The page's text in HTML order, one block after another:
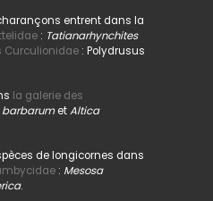
entrent dans la
: Tatianarhynchites
Curculionidae: Polydrusus
la galerie des
etAltica
de longicornes dans
: Mesosa
.